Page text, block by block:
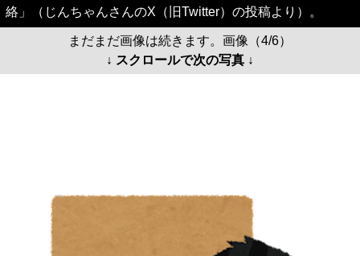
絡」（じんちゃんさんのX（旧Twitter）の投稿より）。
まだまだ画像は続きます。画像（4/6）
↓ スクロールで次の写真 ↓